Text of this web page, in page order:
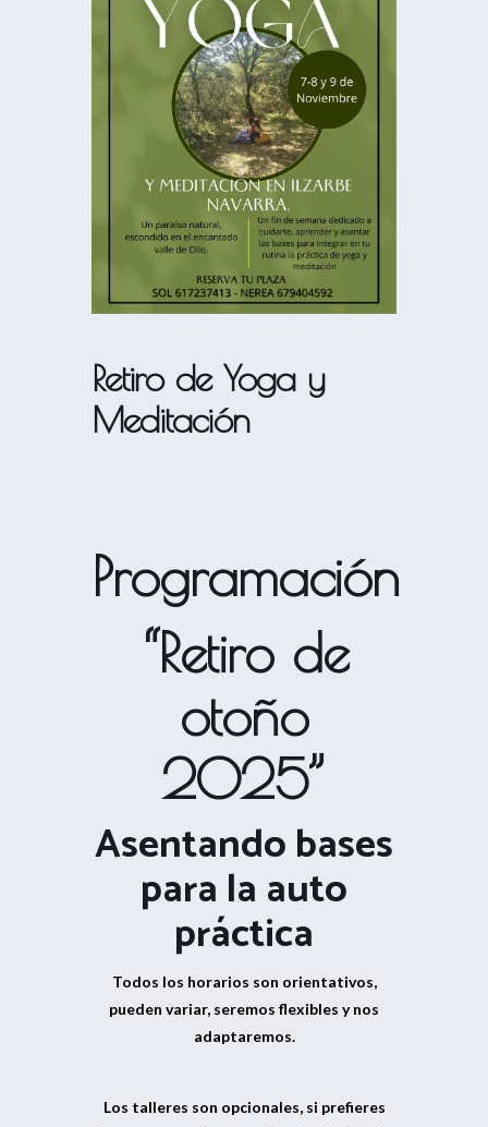
Retiro de Yoga y
Meditación
Programación
“Retiro de
otoño
2025”
Asentando bases
para la auto
práctica
Todos los horarios son orientativos,
pueden variar, seremos flexibles y nos
adaptaremos.
Los talleres son opcionales, si prefieres